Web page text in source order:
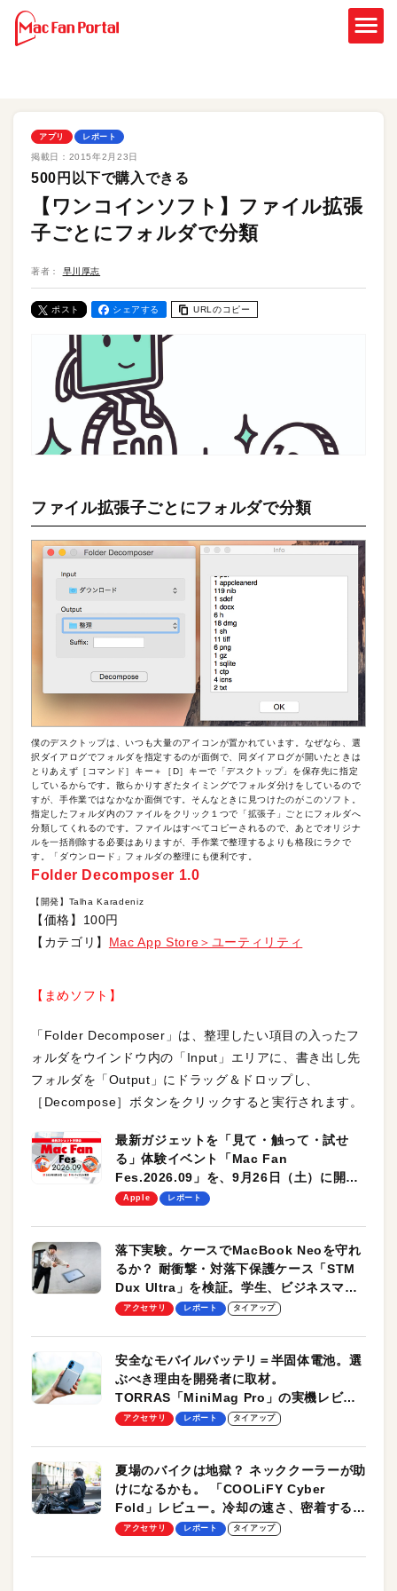
アプリ レポート
掲載日： 2015年2月23日
500円以下で購入できる
【ワンコインソフト】ファイル拡張
子ごとにフォルダで分類
著者： 早川厚志
ポスト シェアする URLのコピー
ファイル拡張子ごとにフォルダで分類
僕のデスクトップは、いつも大量のアイコンが置かれています。なぜなら、選
択ダイアログでフォルダを指定するのが面倒で、同ダイアログが開いたときは
とりあえず［コマンド］キー＋［D］キーで「デスクトップ」を保存先に指定
しているからです。散らかりすぎたタイミングでフォルダ分けをしているので
すが、手作業ではなかなか面倒です。そんなときに見つけたのがこのソフト。
指定したフォルダ内のファイルをクリック１つで「拡張子」ごとにフォルダへ
分類してくれるのです。ファイルはすべてコピーされるので、あとでオリジナ
ルを一括削除する必要はありますが、手作業で整理するよりも格段にラクで
す。「ダウンロード」フォルダの整理にも便利です。
Folder Decomposer 1.0
【開発】Talha Karadeniz
【価格】100円
【カテゴリ】 Mac App Store＞ユーティリティ
【まめソフト】
「Folder Decomposer」は、整理したい項目の入ったフ
ォルダをウインドウ内の「Input」エリアに、書き出し先
フォルダを「Output」にドラッグ＆ドロップし、
［Decompose］ボタンをクリックすると実行されます。
最新ガジェットを「見て・触って・試せ
る」体験イベント「Mac Fan
Fes.2026.09」を、9月26日（土）に開催
します！
Apple レポート
落下実験。ケースでMacBook Neoを守れ
るか？ 耐衝撃・対落下保護ケース「STM
Dux Ultra」を検証。学生、ビジネスマン
のモバイルユースに最適！
アクセサリ レポート タイアップ
安全なモバイルバッテリ＝半固体電池。選
ぶべき理由を開発者に取材。
TORRAS「MiniMag Pro」の実機レビュ
ーも
アクセサリ レポート タイアップ
夏場のバイクは地獄？ ネッククーラーが助
けになるかも。 「COOLiFY Cyber
Fold」レビュー。冷却の速さ、密着する冷
却プレート、シンプルな操作性がグッド！
アクセサリ レポート タイアップ